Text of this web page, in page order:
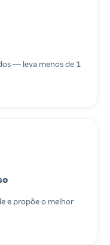
— leva menos de 1
e propõe o melhor